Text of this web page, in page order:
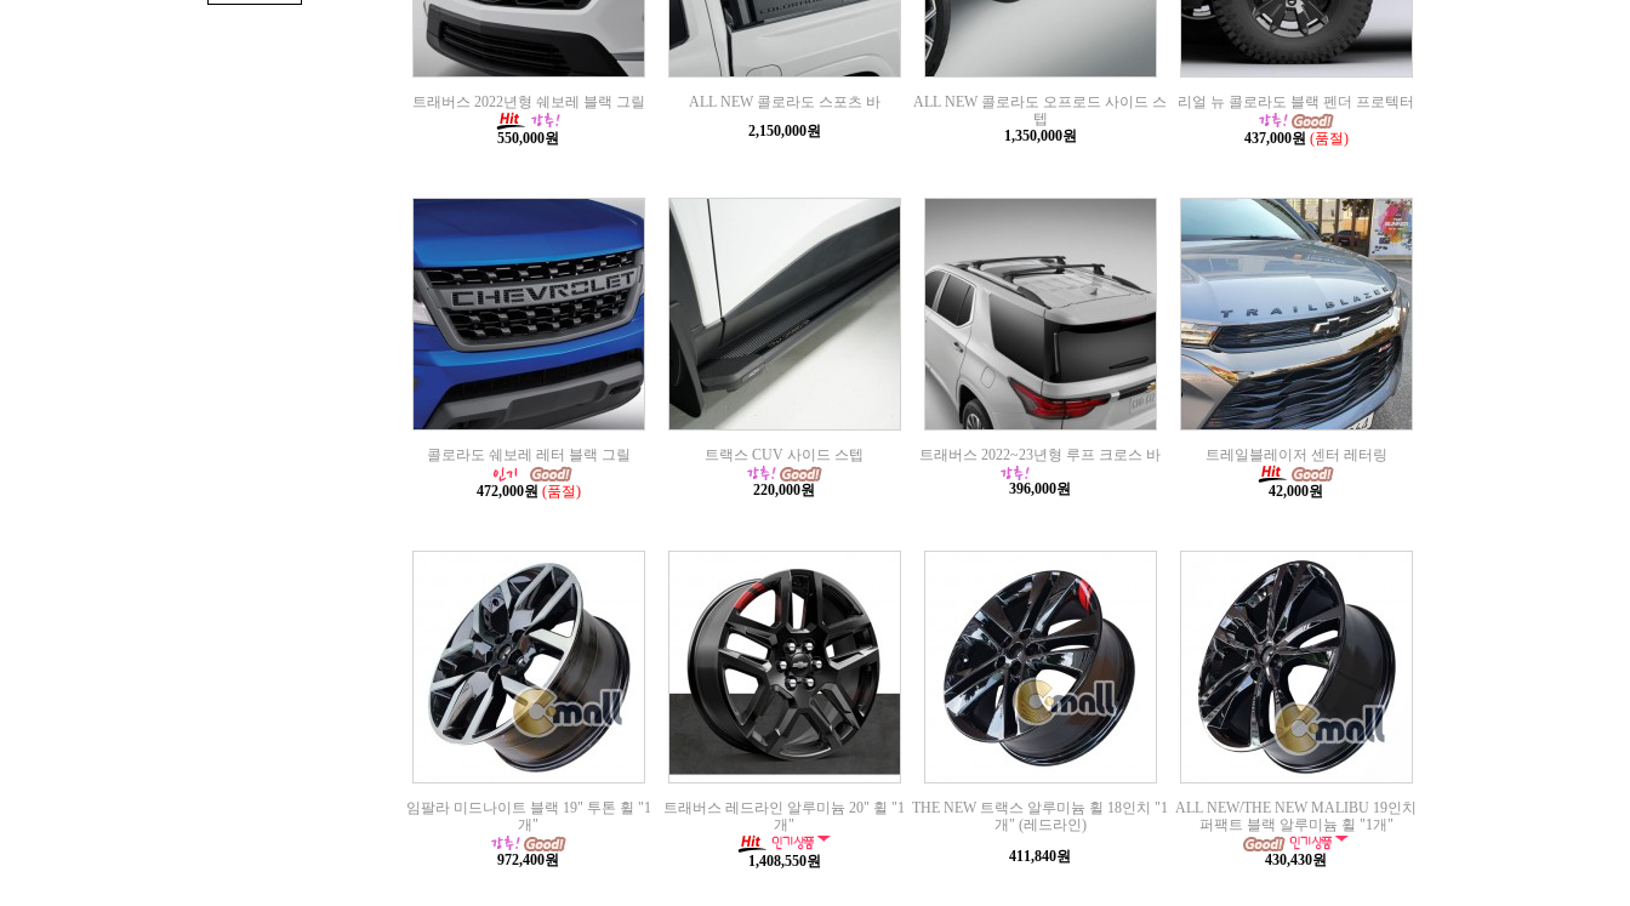
트래버스 2022년형 쉐보레 블랙 그릴
550,000원
ALL NEW 콜로라도 스포츠 바
2,150,000원
ALL NEW 콜로라도 오프로드 사이드 스
텝
1,350,000원
리얼 뉴 콜로라도 블랙 펜더 프로텍터
437,000원 (품절)
콜로라도 쉐보레 레터 블랙 그릴
472,000원 (품절)
트랙스 CUV 사이드 스텝
220,000원
트래버스 2022~23년형 루프 크로스 바
396,000원
트레일블레이저 센터 레터링
42,000원
임팔라 미드나이트 블랙 19" 투톤 휠 "1
개"
972,400원
트래버스 레드라인 알루미늄 20" 휠 "1
개"
1,408,550원
THE NEW 트랙스 알루미늄 휠 18인치 "1
개" (레드라인)
411,840원
ALL NEW/THE NEW MALIBU 19인치
퍼팩트 블랙 알루미늄 휠 "1개"
430,430원